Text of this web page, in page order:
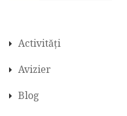
Activități
Avizier
Blog